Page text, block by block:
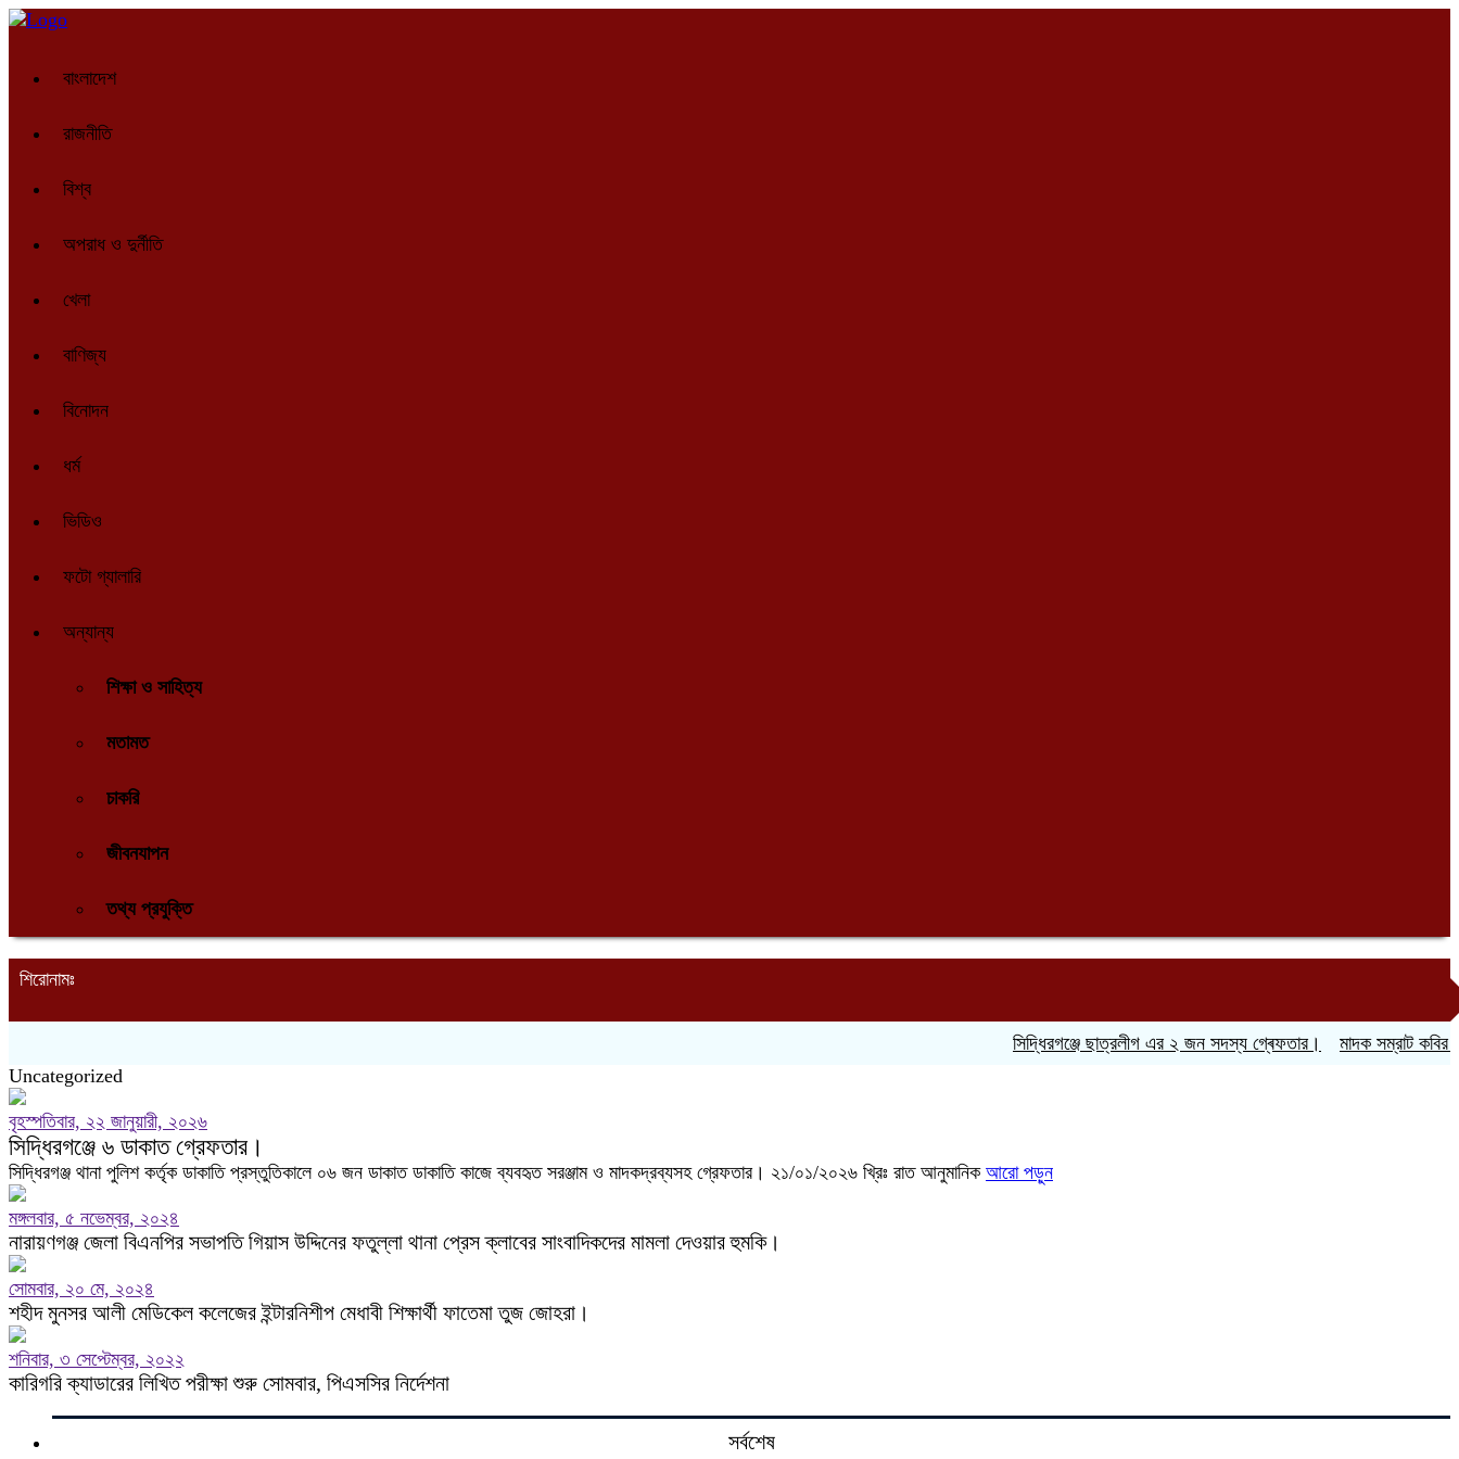
বাংলাদেশ
রাজনীতি
বিশ্ব
অপরাধ ও দুর্নীতি
খেলা
বাণিজ্য
বিনোদন
ধর্ম
ভিডিও
ফটো গ্যালারি
অন্যান্য
শিক্ষা ও সাহিত্য
মতামত
চাকরি
জীবনযাপন
তথ্য প্রযুক্তি
শিরোনামঃ
সিদ্ধিরগঞ্জে ছাত্রলীগ এর ২ জন সদস্য গ্ৰেফতার।
মাদক সম্রাট কবির এর
Uncategorized
বৃহস্পতিবার, ২২ জানুয়ারী, ২০২৬
সিদ্ধিরগঞ্জে ৬ ডাকাত গ্রেফতার।
সিদ্ধিরগঞ্জ থানা পুলিশ কর্তৃক ডাকাতি প্রস্তুতিকালে ০৬ জন ডাকাত ডাকাতি কাজে ব্যবহৃত সরঞ্জাম ও মাদকদ্রব্যসহ গ্রেফতার। ২১/০১/২০২৬ খ্রিঃ রাত আনুমানিক আরো পড়ুন
মঙ্গলবার, ৫ নভেম্বর, ২০২৪
নারায়ণগঞ্জ জেলা বিএনপির সভাপতি গিয়াস উদ্দিনের ফতুল্লা থানা প্রেস ক্লাবের সাংবাদিকদের মামলা দেওয়ার হুমকি।
সোমবার, ২০ মে, ২০২৪
শহীদ মুনসর আলী মেডিকেল কলেজের ইন্টারনিশীপ মেধাবী শিক্ষার্থী ফাতেমা তুজ জোহরা।
শনিবার, ৩ সেপ্টেম্বর, ২০২২
কারিগরি ক্যাডারের লিখিত পরীক্ষা শুরু সোমবার, পিএসসির নির্দেশনা
সর্বশেষ